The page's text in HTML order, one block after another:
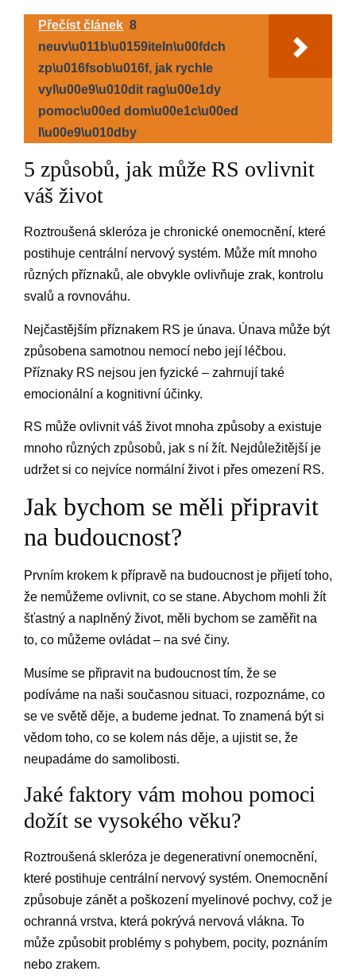
Přečíst článek 8
neuv\u011b\u0159iteln\u00fdch
zp\u016fsob\u016f, jak rychle
vyl\u00e9\u010dit rag\u00e1dy
pomoc\u00ed dom\u00e1c\u00ed
l\u00e9\u010dby
5 způsobů, jak může RS ovlivnit
váš život
Roztroušená skleróza je chronické onemocnění, které
postihuje centrální nervový systém. Může mít mnoho
různých příznaků, ale obvykle ovlivňuje zrak, kontrolu
svalů a rovnováhu.
Nejčastějším příznakem RS je únava. Únava může být
způsobena samotnou nemocí nebo její léčbou.
Příznaky RS nejsou jen fyzické – zahrnují také
emocionální a kognitivní účinky.
RS může ovlivnit váš život mnoha způsoby a existuje
mnoho různých způsobů, jak s ní žít. Nejdůležitější je
udržet si co nejvíce normální život i přes omezení RS.
Jak bychom se měli připravit
na budoucnost?
Prvním krokem k přípravě na budoucnost je přijetí toho,
že nemůžeme ovlivnit, co se stane. Abychom mohli žít
šťastný a naplněný život, měli bychom se zaměřit na
to, co můžeme ovládat – na své činy.
Musíme se připravit na budoucnost tím, že se
podíváme na naši současnou situaci, rozpoznáme, co
se ve světě děje, a budeme jednat. To znamená být si
vědom toho, co se kolem nás děje, a ujistit se, že
neupadáme do samolibosti.
Jaké faktory vám mohou pomoci
dožít se vysokého věku?
Roztroušená skleróza je degenerativní onemocnění,
které postihuje centrální nervový systém. Onemocnění
způsobuje zánět a poškození myelinové pochvy, což je
ochranná vrstva, která pokrývá nervová vlákna. To
může způsobit problémy s pohybem, pocity, poznáním
nebo zrakem.